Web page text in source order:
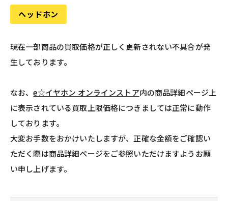
ヘッドホン
現在一部商品の買取価格が正しく更新されない不具合が発
生しております。
なお、e☆イヤホン オンラインストア内の商品詳細ページ上
に表示されている買取上限価格につきましては正常に動作
しております。
大変お手数をおかけいたしますが、正確な金額をご確認い
ただく際は商品詳細ページをご参照いただけますようお願
い申し上げます。